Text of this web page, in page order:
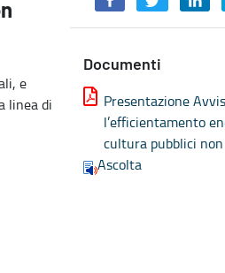
e
linea di
Documenti
Presentazione
l’efficientamento
cultura pubblici
Ascolta